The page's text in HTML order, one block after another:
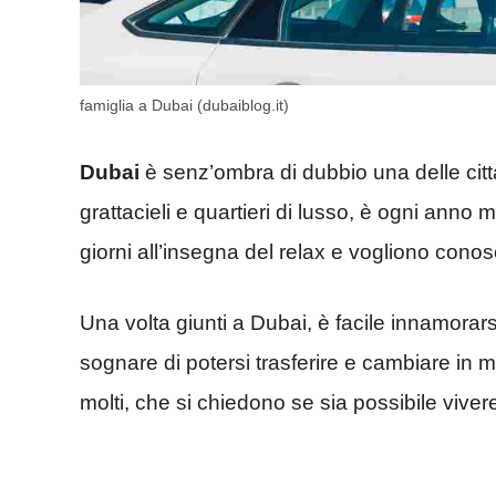
famiglia a Dubai (dubaiblog.it)
Dubai è senz’ombra di dubbio una delle
grattacieli e quartieri di lusso, è ogni anno
giorni all’insegna del relax e vogliono
Una volta giunti a Dubai, è facile
sognare di potersi trasferire e cambiare in
molti, che si chiedono se sia possibile